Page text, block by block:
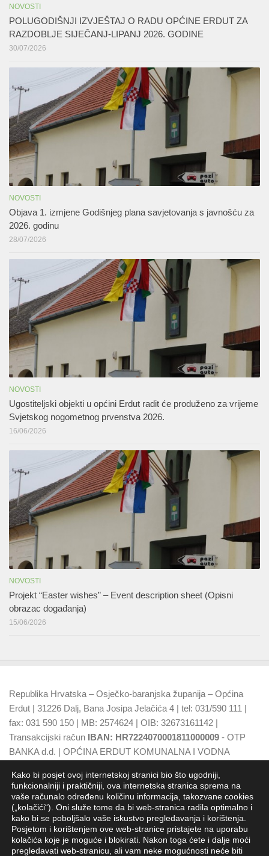
NOVOSTI
POLUGODIŠNJI IZVJEŠTAJ O RADU OPĆINE ERDUT ZA
RAZDOBLJE SIJEČANJ-LIPANJ 2026. GODINE
30/07/2026
NOVOSTI
Objava 1. izmjene Godišnjeg plana savjetovanja s javnošću za
2026. godinu
28/07/2026
NOVOSTI
Ugostiteljski objekti u općini Erdut radit će produženo za vrijeme
Svjetskog nogometnog prvenstva 2026.
16/06/2026
NOVOSTI
Projekt “Easter wishes” – Event description sheet (Opisni
obrazac događanja)
15/06/2026
Republika Hrvatska – Osječko-baranjska županija – Općina
Erdut | 31226 Dalj, Bana Josipa Jelačića 4 | tel: 031/590 111 |
fax: 031 590 150 | MB: 2574624 | OIB: 32673161142 |
Transakcijski račun IBAN: HR7224070001811000009 - OTP
BANKA d.d. | OPĆINA ERDUT KOMUNALNA I VODNA
d.d.
Kako bi posjet ovoj internetskoj stranici bio što ugodniji,
funkcionalniji i praktičniji, ova internetska stranica sprema na
vaše računalo određenu količinu informacija, takozvane cookies
(„kolačići“). Oni služe tome da bi web-stranica radila optimalno i
kako bi se poboljšalo vaše iskustvo pregledavanja i korištenja.
Posjetom i korištenjem ove web-stranice pristajete na uporabu
kolačića koje je moguće i blokirati. Nakon toga ćete i dalje moći
pregledavati web-stranicu, ali vam neke mogućnosti neće biti